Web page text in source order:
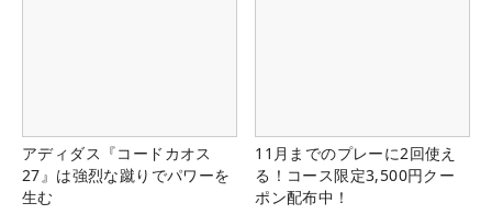
アディダス『コードカオス
27』は強烈な蹴りでパワーを
生む
11月までのプレーに2回使え
る！コース限定3,500円クー
ポン配布中！